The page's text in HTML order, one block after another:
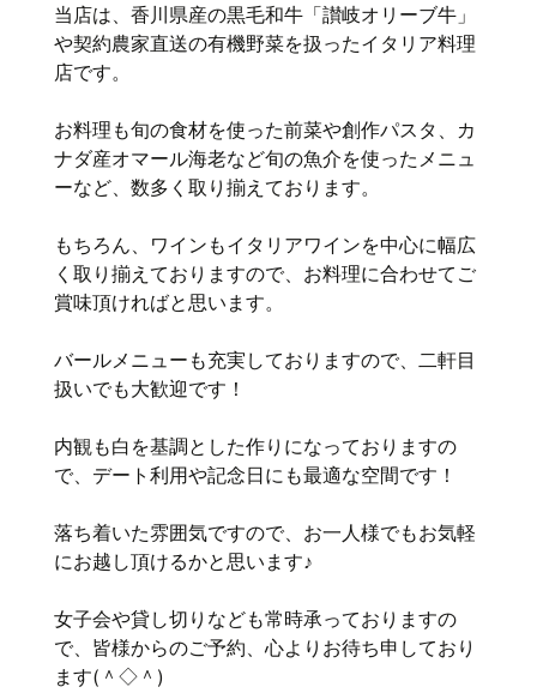
当店は、香川県産の黒毛和牛「讃岐オリーブ牛」
や契約農家直送の有機野菜を扱ったイタリア料理
店です。
お料理も旬の食材を使った前菜や創作パスタ、カ
ナダ産オマール海老など旬の魚介を使ったメニュ
ーなど、数多く取り揃えております。
もちろん、ワインもイタリアワインを中心に幅広
く取り揃えておりますので、お料理に合わせてご
賞味頂ければと思います。
バールメニューも充実しておりますので、二軒目
扱いでも大歓迎です！
内観も白を基調とした作りになっておりますの
で、デート利用や記念日にも最適な空間です！
落ち着いた雰囲気ですので、お一人様でもお気軽
にお越し頂けるかと思います♪
女子会や貸し切りなども常時承っておりますの
で、皆様からのご予約、心よりお待ち申しており
ます(＾◇＾)